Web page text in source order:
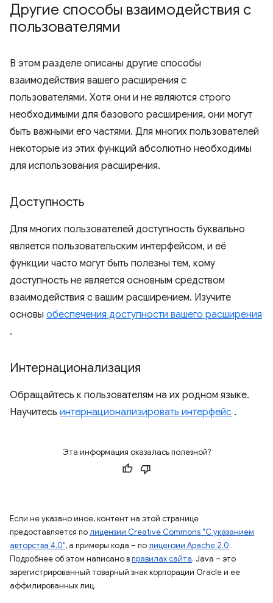
Другие способы взаимодействия с
пользователями
В этом разделе описаны другие способы
взаимодействия вашего расширения с
пользователями. Хотя они и не являются строго
необходимыми для базового расширения, они могут
быть важными его частями. Для многих пользователей
некоторые из этих функций абсолютно необходимы
для использования расширения.
Доступность
Для многих пользователей доступность буквально
является пользовательским интерфейсом, и её
функции часто могут быть полезны тем, кому
доступность не является основным средством
взаимодействия с вашим расширением. Изучите
основы обеспечения доступности вашего расширения
.
Интернационализация
Обращайтесь к пользователям на их родном языке.
Научитесь интернационализировать интерфейс .
Эта информация оказалась полезной?
Если не указано иное, контент на этой странице
предоставляется полицензии Creative Commons "С указанием
авторства 4.0", а примеры кода – полицензии Apache 2.0.
Подробнее об этом написано вправилах сайта. Java – это
зарегистрированный товарный знак корпорации Oracle и ее
аффилированных лиц.